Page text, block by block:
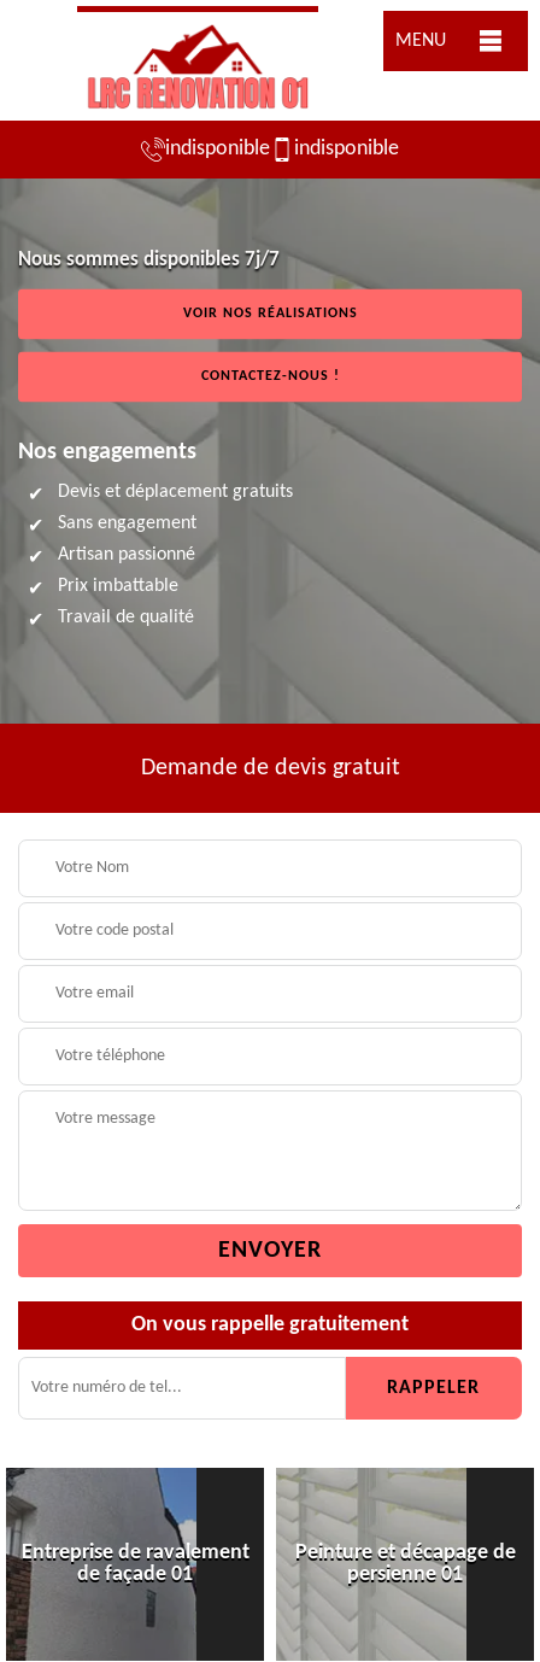
MENU
indisponible indisponible
Nous sommes disponibles 7j/7
VOIR NOS RÉALISATIONS
CONTACTEZ-NOUS !
Nos engagements
Devis et déplacement gratuits
Sans engagement
Artisan passionné
Prix imbattable
Travail de qualité
Demande de devis gratuit
On vous rappelle gratuitement
Entreprise de ravalement
de façade 01
Peinture et décapage de
persienne 01